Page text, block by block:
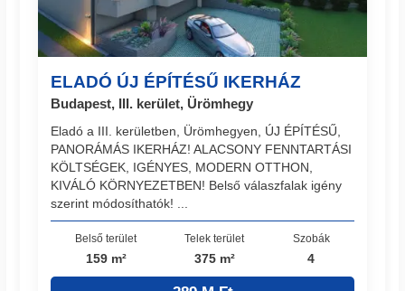
ELADÓ ÚJ ÉPÍTÉSŰ IKERHÁZ
Budapest, III. kerület, Ürömhegy
Eladó a III. kerületben, Ürömhegyen, ÚJ ÉPÍTÉSŰ,
PANORÁMÁS IKERHÁZ! ALACSONY FENNTARTÁSI
KÖLTSÉGEK, IGÉNYES, MODERN OTTHON,
KIVÁLÓ KÖRNYEZETBEN! Belső válaszfalak igény
szerint módosíthatók! ...
Belső terület
159 m²
Telek terület
375 m²
Szobák
4